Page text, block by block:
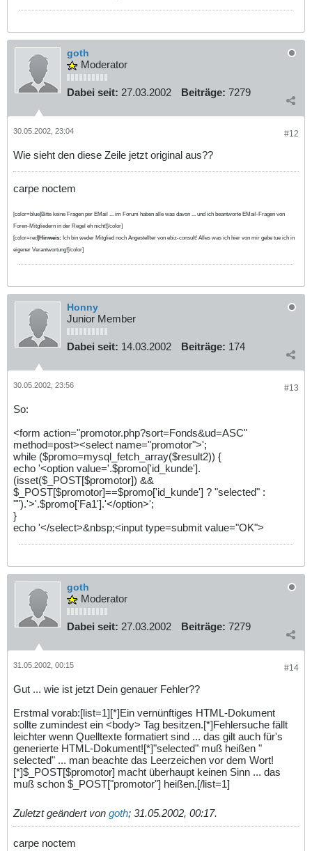
goth
Moderator
Dabei seit: 27.03.2002 Beiträge: 7279
#12
30.05.2002, 23:04
Wie sieht den diese Zeile jetzt original aus??
carpe noctem
[color=blue]Bitte keine Fragen per EMail ... im Forum haben alle was davon ... und ich beantworte EMail-Fragen von
Foren-Mitgliedern in der Regel eh nicht![/color]
[color=red]Hinweis: Ich bin weder Mitglied noch Angestellter von ebiz-consult! Alles was ich hier von mir gebe tue ich in
eigener Verantwortung![/color]
Honny
Junior Member
Dabei seit: 14.03.2002 Beiträge: 174
#13
30.05.2002, 23:56
So:
<form action="promotor.php?sort=Fonds&ud=ASC"
method=post><select name="promotor">';
while ($promo=mysql_fetch_array($result2)) {
echo '<option value='.$promo['id_kunde'].
(isset($_POST[$promotor]) &&
$_POST[$promotor]==$promo['id_kunde'] ? "selected" :
"").'>'.$promo['Fa1'].'</option>';
}
echo '</select>&nbsp;<input type=submit value="OK">
goth
Moderator
Dabei seit: 27.03.2002 Beiträge: 7279
#14
31.05.2002, 00:15
Gut ... wie ist jetzt Dein genauer Fehler??
Erstmal vorab:[list=1][*]Ein vernünftiges HTML-Dokument
sollte zumindest ein <body> Tag besitzen.[*]Fehlersuche fällt
leichter wenn Quelltexte formatiert sind ... das gilt auch für's
generierte HTML-Dokument![*]"selected" muß heißen "
selected" ... man beachte das Leerzeichen vor dem Wort!
[*]$_POST[$promotor] macht überhaupt keinen Sinn ... das
muß schon $_POST["promotor"] heißen.[/list=1]
Zuletzt geändert von goth; 31.05.2002, 00:17.
carpe noctem